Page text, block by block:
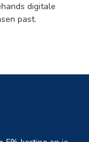
digitale
past.